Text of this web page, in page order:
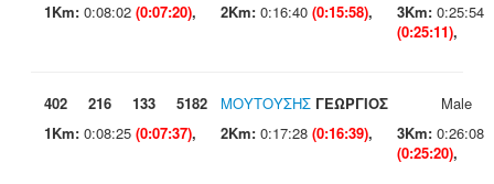
1Km: 0:08:02 (0:07:20), 2Km: 0:16:40 (0:15:58), 3Km: 0:25:54
(0:25:11),
402 216 133 5182 ΜΟΥΤΟΥΣΗΣ ΓΕΩΡΓΙΟΣ
Male
1Km: 0:08:25 (0:07:37), 2Km: 0:17:28 (0:16:39), 3Km: 0:26:08
(0:25:20),